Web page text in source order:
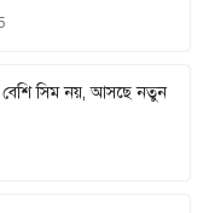
সিম নয়, আসছে নতুন